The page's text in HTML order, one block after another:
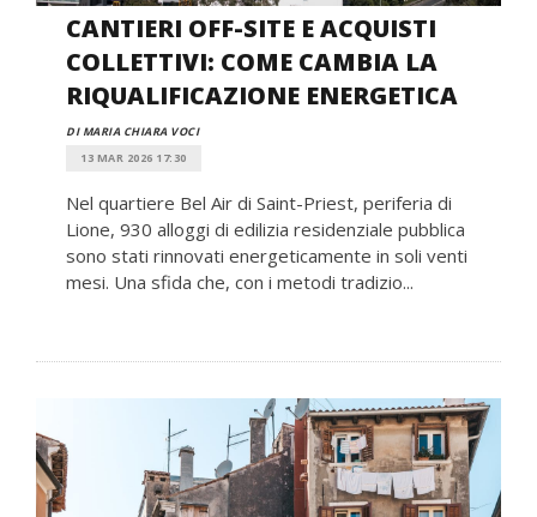
CANTIERI OFF-SITE E ACQUISTI
COLLETTIVI: COME CAMBIA LA
RIQUALIFICAZIONE ENERGETICA
DI MARIA CHIARA VOCI
13 MAR 2026 17:30
Nel quartiere Bel Air di Saint-Priest, periferia di
Lione, 930 alloggi di edilizia residenziale pubblica
sono stati rinnovati energeticamente in soli venti
mesi. Una sfida che, con i metodi tradizio...